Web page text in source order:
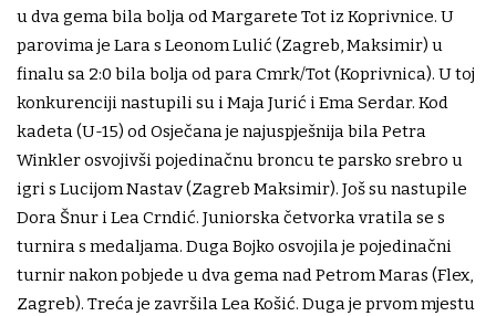
u dva gema bila bolja od Margarete Tot iz Koprivnice. U
parovima je Lara s Leonom Lulić (Zagreb, Maksimir) u
finalu sa 2:0 bila bolja od para Cmrk/Tot (Koprivnica). U toj
konkurenciji nastupili su i Maja Jurić i Ema Serdar. Kod
kadeta (U-15) od Osječana je najuspješnija bila Petra
Winkler osvojivši pojedinačnu broncu te parsko srebro u
igri s Lucijom Nastav (Zagreb Maksimir). Još su nastupile
Dora Šnur i Lea Crndić. Juniorska četvorka vratila se s
turnira s medaljama. Duga Bojko osvojila je pojedinačni
turnir nakon pobjede u dva gema nad Petrom Maras (Flex,
Zagreb). Treća je završila Lea Košić. Duga je prvom mjestu